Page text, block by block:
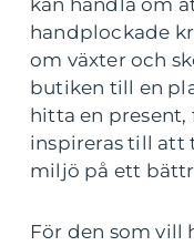
handplockade
om växter och
butiken till en
hitta en
inspireras till att
miljö på ett
För den som vill